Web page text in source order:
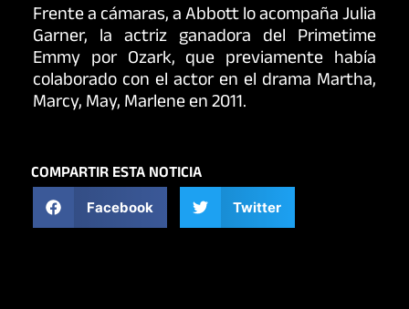
Frente a cámaras, a Abbott lo acompaña Julia
Garner, la actriz ganadora del Primetime
Emmy por Ozark, que previamente había
colaborado con el actor en el drama Martha,
Marcy, May, Marlene en 2011.
COMPARTIR ESTA NOTICIA
Facebook Twitter